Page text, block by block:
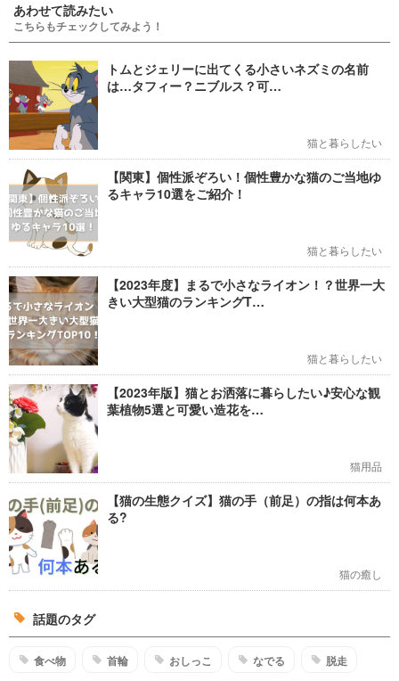
あわせて読みたい
こちらもチェックしてみよう！
トムとジェリーに出てくる小さいネズミの名前
は…タフィー？ニブルス？可…
猫と暮らしたい
【関東】個性派ぞろい！個性豊かな猫のご当地ゆ
るキャラ10選をご紹介！
猫と暮らしたい
【2023年度】まるで小さなライオン！？世界一大
きい大型猫のランキングT…
猫と暮らしたい
【2023年版】猫とお洒落に暮らしたい♪安心な観
葉植物5選と可愛い造花を…
猫用品
【猫の生態クイズ】猫の手（前足）の指は何本あ
る?
猫の癒し
話題のタグ
食べ物 首輪 おしっこ なでる 脱走